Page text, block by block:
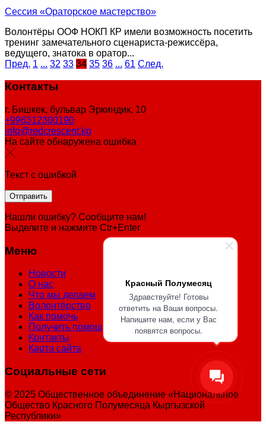
Красный Полумесяц
Здравствуйте! Готовы
ответить на Ваши вопросы.
Напишите нам, если у Вас
появятся вопросы.
Сессия «Ораторское мастерство»
Волонтёры ООФ НОКП КР имели возможность посетить
тренинг замечательного сценариста-режиссёра,
ведущего, знатока в оратор...
Пред. 1 ... 32 33 34 35 36 ... 61 След.
Контакты
г. Бишкек, бульвар Эркиндик, 10
+996312300190
info@redcrescent.kg
На сайте обнаружена ошибка
Текст с ошибкой
Нашли ошибку? Сообщите нам!
Выделите и нажмите Ctr+Enter
Меню
Новости
О нас
Что мы делаем
Волонтёрство
Как помочь
Получить помощь
Контакты
Карта сайта
Социальные сети
© 2025 Общественное объединение «Национальное
Общество Красного Полумесяца Кыргызской
Республики»